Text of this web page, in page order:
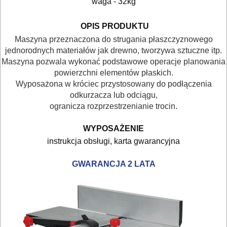
BUDOWLANE
MASZYNY
NARZĘDZIA
BRUKARSKIE
OBRÓBKA
dłuta
/
OPIS PRODUKTU
Maszyna przeznaczona do strugania płaszczyznowego
jednorodnych materiałów jak drewno, tworzywa sztuczne itp.
Maszyna pozwala wykonać podstawowe operacje planowania
powierzchni elementów płaskich.
Wyposażona w króciec przystosowany do podłączenia
odkurzacza lub odciągu,
ogranicza rozprzestrzenianie trocin.
WYPOSAŻENIE
instrukcja obsługi, karta gwarancyjna
GWARANCJA 2 LATA